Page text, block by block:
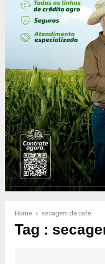
Home secagem de café
Tag :